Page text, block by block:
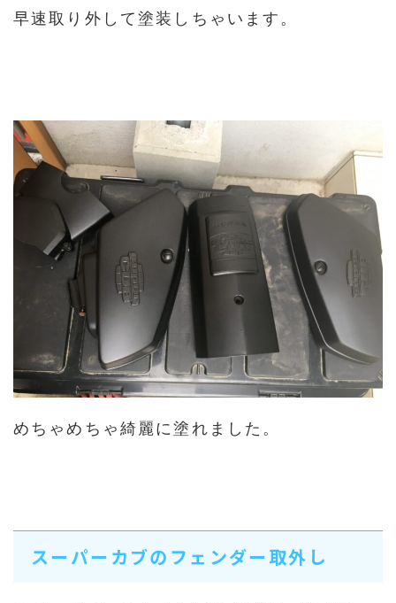
早速取り外して塗装しちゃいます。
めちゃめちゃ綺麗に塗れました。
スーパーカブのフェンダー取外し